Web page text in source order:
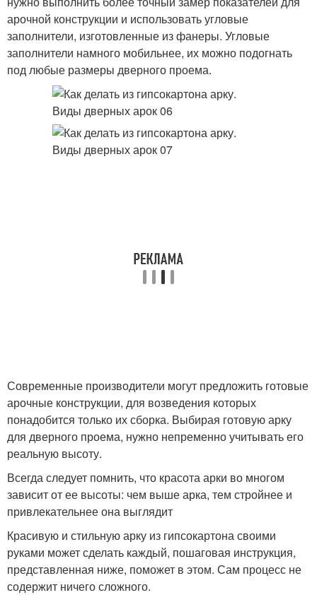
арочной конструкции и использовать угловые
заполнители, изготовленные из фанеры. Угловые
заполнители намного мобильнее, их можно подогнать
под любые размеры дверного проема.
Современные производители могут предложить готовые
арочные конструкции, для возведения которых
понадобится только их сборка. Выбирая готовую арку
для дверного проема, нужно непременно учитывать его
реальную высоту.
Всегда следует помнить, что красота арки во многом
зависит от ее высоты: чем выше арка, тем стройнее и
привлекательнее она выглядит
Красивую и стильную арку из гипсокартона своими
руками может сделать каждый, пошаговая инструкция,
представленная ниже, поможет в этом. Сам процесс не
содержит ничего сложного.